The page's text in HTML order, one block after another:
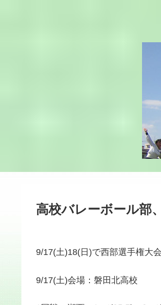
高校バレーボール部
9/17(土)18(日)で西部選手権大
9/17(土)会場：磐田北高校